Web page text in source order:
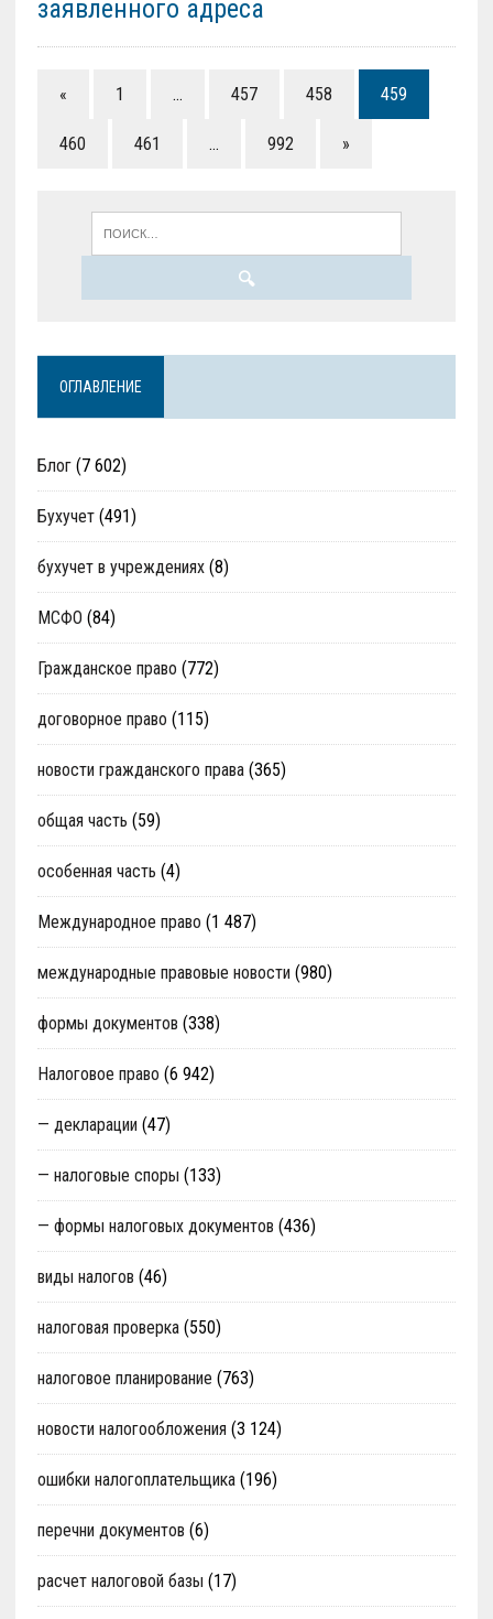
заявленного адреса
« 1 … 457 458 459
460 461 … 992 »
ОГЛАВЛЕНИЕ
Блог(7 602)
Бухучет(491)
бухучет в учреждениях(8)
МСФО (84)
Гражданское право (772)
договорное право (115)
новости гражданского права(365)
общая часть (59)
особенная часть (4)
Международное право (1 487)
международные правовые новости (980)
формы документов (338)
Налоговое право (6 942)
— декларации (47)
— налоговые споры (133)
— формы налоговых документов (436)
виды налогов (46)
налоговая проверка(550)
налоговое планирование (763)
новости налогообложения (3 124)
ошибки налогоплательщика(196)
перечни документов (6)
расчет налоговой базы (17)